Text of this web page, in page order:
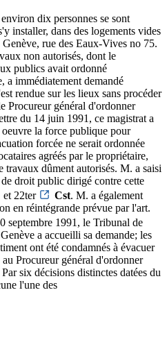
dix personnes se sont
installer, dans des logements vides
rue des Eaux-Vives no 75.
non autorisés, dont le
publics avait ordonné
immédiatement demandé
rendue sur les lieux sans procéder
Procureur général d'ordonner
du 14 juin 1991, ce magistrat a
la force publique pour
forcée ne serait ordonnée
agréés par le propriétaire,
dûment autorisés. M. a saisi
droit public dirigé contre cette
et 22ter Cst. M. a également
en réintégrande prévue par l'art.
septembre 1991, le Tribunal de
a accueilli sa demande; les
ont été condamnés à évacuer
Procureur général d'ordonner
six décisions distinctes datées du
l'une des